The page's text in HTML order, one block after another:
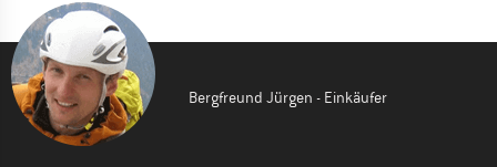
Bergfreund Jürgen - Einkäufer